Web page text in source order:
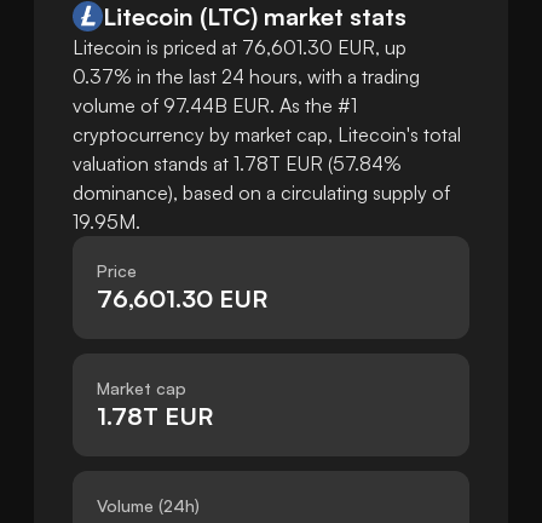
Litecoin (LTC) market stats
Litecoin is priced at 76,601.30 EUR, up
0.37% in the last 24 hours, with a trading
volume of 97.44B EUR. As the #1
cryptocurrency by market cap, Litecoin's total
valuation stands at 1.78T EUR (57.84%
dominance), based on a circulating supply of
19.95M.
Price
76,601.30 EUR
Market cap
1.78T EUR
Volume (24h)